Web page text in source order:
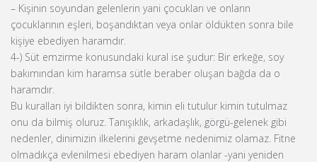
– Kişinin soyundan gelenlerin yani çocukları ve onların
çocuklarının eşleri, boşandıktan veya onlar öldükten sonra bile
kişiye ebediyen haramdır.
4-) Süt emzirme konusundaki kural ise şudur: Bir erkeğe, soy
bakımından kim haramsa sütle beraber oluşan bağda da o
haramdır.
Bu kuralları iyi bildikten sonra, kimin eli tutulur kimin tutulmaz
onu da bilmiş oluruz. Tanışıklık, arkadaşlık, görgü-gelenek gibi
nedenler, dinimizin ilkelerini gevşetme nedenimiz olamaz. Fitne
olmadıkça evlenilmesi ebediyen haram olanlar -yani yeniden